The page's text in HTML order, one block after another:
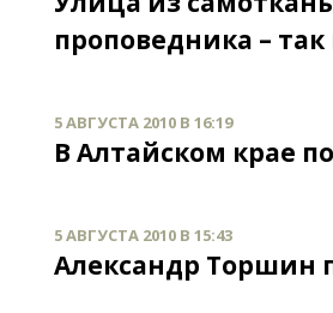
проповедника –
5 АВГУСТА 2010 В 16:19
В Алтайском крае
5 АВГУСТА 2010 В 15:43
Александр Торшин